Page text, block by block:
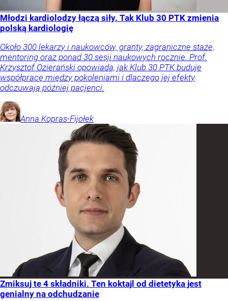
Młodzi kardiolodzy łączą siły. Tak Klub 30 PTK zmienia
polską kardiologię
Około 300 lekarzy i naukowców, granty, zagraniczne staże,
mentoring oraz ponad 30 sesji naukowych rocznie. Prof.
Krzysztof Ozierański opowiada, jak Klub 30 PTK buduje
współpracę między pokoleniami i dlaczego jej efekty
odczuwają później pacjenci.
Anna Kopras-Fijołek
Zmiksuj te 4 składniki. Ten koktajl od dietetyka jest
genialny na odchudzanie